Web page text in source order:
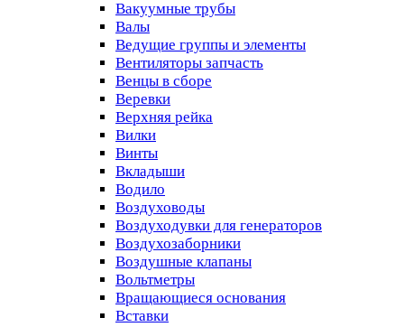
Вакуумные трубы
Валы
Ведущие группы и элементы
Вентиляторы запчасть
Венцы в сборе
Веревки
Верхняя рейка
Вилки
Винты
Вкладыши
Водило
Воздуховоды
Воздуходувки для генераторов
Воздухозаборники
Воздушные клапаны
Вольтметры
Вращающиеся основания
Вставки